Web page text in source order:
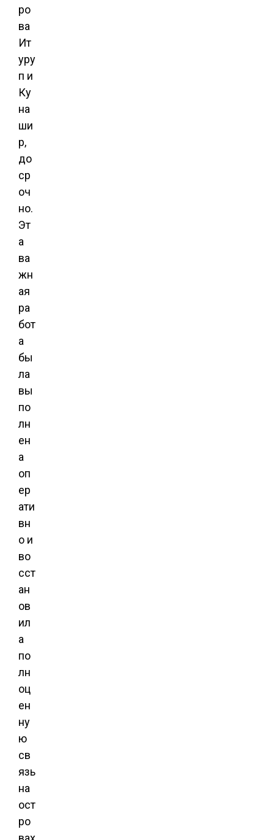
ро
ва
Ит
уру
п и
Ку
на
ши
р,
до
ср
оч
но.
Эт
а
ва
жн
ая
ра
бот
а
бы
ла
вы
по
лн
ен
а
оп
ер
ати
вн
о и
во
сст
ан
ов
ил
а
по
лн
оц
ен
ну
ю
св
язь
на
ост
ро